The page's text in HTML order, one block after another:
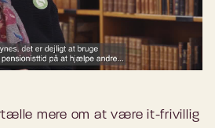
mere om at være it-frivillig